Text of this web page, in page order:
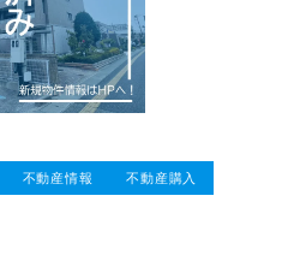
不動産情報 不動産購入